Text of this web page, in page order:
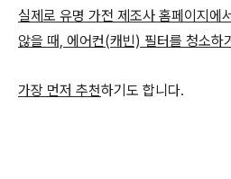
실제로 유명 가전 제조사 홈페이지에
않을 때, 에어컨(캐빈) 필터를 청소하
가장 먼저 추천하기도 합니다.